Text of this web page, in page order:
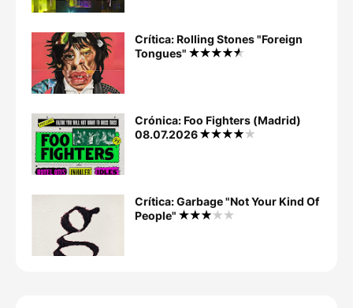
Crítica: Rolling Stones "Foreign
Tongues"
Crónica: Foo Fighters (Madrid)
08.07.2026
Crítica: Garbage "Not Your Kind Of
People"